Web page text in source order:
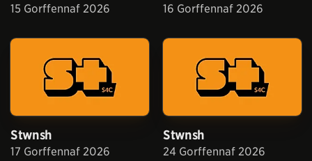
15 Gorffennaf 2026 16 Gorffennaf 2026
Stwnsh
17 Gorffennaf 2026
Stwnsh
24 Gorffennaf 2026